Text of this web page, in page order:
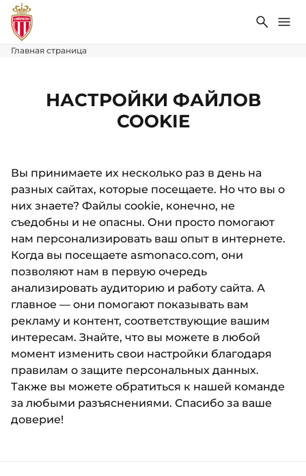
Поиск
Главная страница
НАСТРОЙКИ ФАЙЛОВ
COOKIE
Вы принимаете их несколько раз в день на
разных сайтах, которые посещаете. Но что вы о
них знаете? Файлы cookie, конечно, не
съедобны и не опасны. Они просто помогают
нам персонализировать ваш опыт в интернете.
Когда вы посещаете asmonaco.com, они
позволяют нам в первую очередь
анализировать аудиторию и работу сайта. А
главное — они помогают показывать вам
рекламу и контент, соответствующие вашим
интересам. Знайте, что вы можете в любой
момент изменить свои настройки благодаря
правилам о защите персональных данных.
Также вы можете обратиться к нашей команде
за любыми разъяснениями. Спасибо за ваше
доверие!